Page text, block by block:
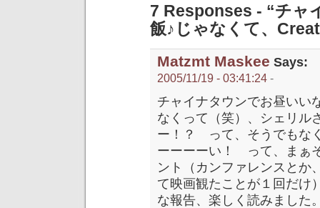
7 Responses - “チャ
飯♪じゃなくて、
Matzmt Maskee Says:
2005/11/19 - 03:41:24 -
チャイナタウンでお昼い
なくって（笑）、シェリル
ー！？ って、そうでもな
ーーーーい！ って、まぁ
ント（カンファレンスとか
て映画観たことが１回だけ
な報告、楽しく読みました